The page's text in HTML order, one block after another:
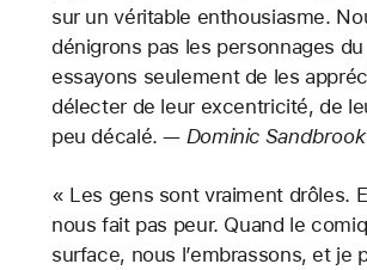
sur un véritable enthousiasme.
dénigrons pas les personnages
essayons seulement de les
délecter de leur excentricité, de
peu décalé. — Dominic Sandbrook
« Les gens sont vraiment drôles.
nous fait pas peur. Quand le
surface, nous l’embrassons, et je